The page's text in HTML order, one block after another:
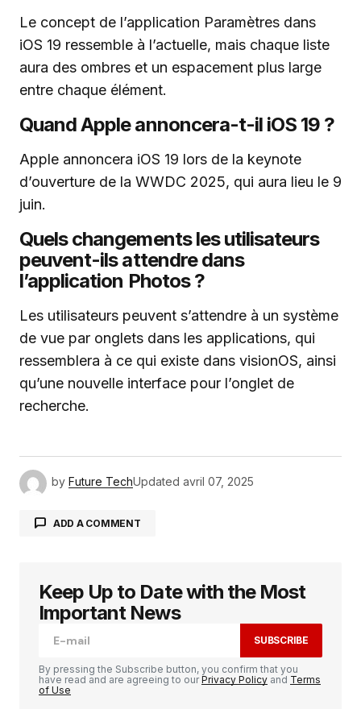
Le concept de l’application Paramètres dans
iOS 19 ressemble à l’actuelle, mais chaque liste
aura des ombres et un espacement plus large
entre chaque élément.
Quand Apple annoncera-t-il iOS 19 ?
Apple annoncera iOS 19 lors de la keynote
d’ouverture de la WWDC 2025, qui aura lieu le 9
juin.
Quels changements les utilisateurs
peuvent-ils attendre dans
l’application Photos ?
Les utilisateurs peuvent s’attendre à un système
de vue par onglets dans les applications, qui
ressemblera à ce qui existe dans visionOS, ainsi
qu’une nouvelle interface pour l’onglet de
recherche.
by Future TechUpdated avril 07, 2025
ADD A COMMENT
Votre adresse e-mail ne sera pas publiée. Les
champs obligatoires sont indiqués avec
Keep Up to Date with the Most
Important News
SUBSCRIBE
By pressing the Subscribe button, you confirm that you
have read and are agreeing to ourPrivacy Policy and Terms
of Use